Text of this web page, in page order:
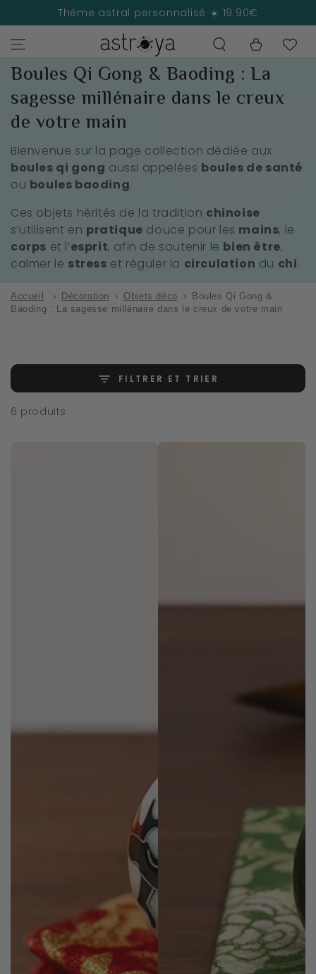
IGNORER LE
CONTENUThème astral personnalisé ☀️ 19.90€
Panier
Collection:
Boules Qi Gong & Baoding : La
sagesse millénaire dans le creux
de votre main
Bienvenue sur la page collection dédiée aux
boules qi gong aussi appelées boules de santé
ou boules baoding.
Ces objets hérités de la tradition chinoise
s’utilisent en pratique douce pour les mains, le
corps et l’esprit, afin de soutenir le bien être,
calmer le stress et réguler la circulation du chi.
Accueil › Décoration › Objets déco ›
Boules Qi Gong &
Baoding : La sagesse millénaire dans le creux de votre main
FILTRER ET TRIER
6 produits